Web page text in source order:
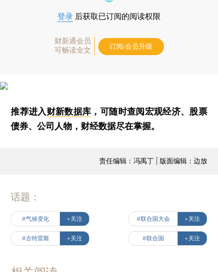
登录 后获取已订阅的阅读权限
财新通会员
可畅读全文
订阅/会员升级
推荐进入财新数据库 ，可随时查阅宏观经济、股票
债券、公司人物，财经数据尽在掌握。
责任编辑：冯禹丁 | 版面编辑：边放
话题：
#气候变化 +关注 #联合国大会 +关注
#古特雷斯 +关注 #联合国 +关注